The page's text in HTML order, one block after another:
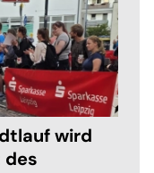
wird